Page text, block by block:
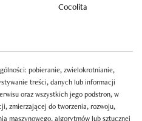
Cocolita
pobieranie, zwielokrotnianie,
treści, danych lub informacji
oraz wszystkich jego podstron, w
zmierzającej do tworzenia, rozwoju,
maszynowego, algorytmów lub sztucznej